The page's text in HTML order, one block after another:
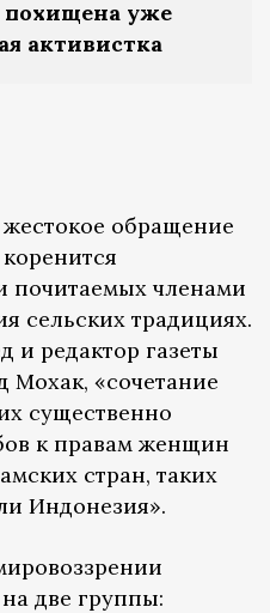
похищена уже
активистка
обращение
почитаемых членами
сельских традициях.
и редактор газеты
«сочетание
существенно
к правам женщин
стран, таких
Индонезия».
две группы: